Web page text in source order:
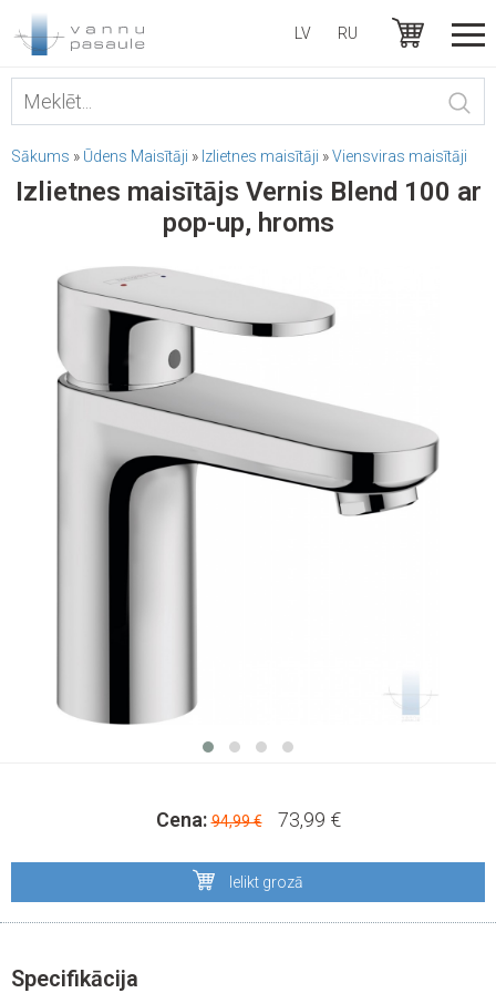
LV RU
Sākums » Ūdens Maisītāji » Izlietnes maisītāji »Viensviras maisītāji
Izlietnes maisītājs Vernis Blend 100 ar
pop-up, hroms
Cena:94,99 € 73,99 €
Ielikt grozā
Specifikācija